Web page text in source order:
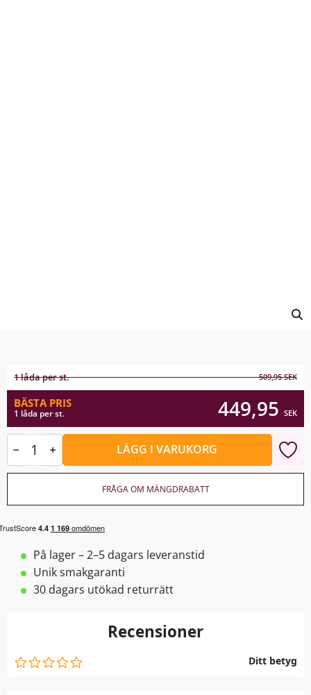
1 låda per st. 509,95SEK
BÄSTA PRIS
1 låda per st. 449,95 SEK
LÄGG I VARUKORG
FRÅGA OM MÄNGDRABATT
På lager – 2–5 dagars leveranstid
Unik smakgaranti
30 dagars utökad returrätt
Recensioner
Ditt betyg